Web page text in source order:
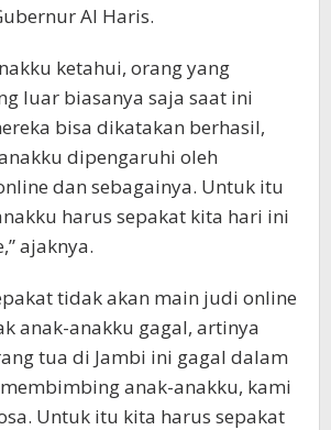
Al Haris.
ketahui, orang yang
luar biasanya saja saat ini
bisa dikatakan berhasil,
dipengaruhi oleh
dan sebagainya. Untuk itu
harus sepakat kita hari ini
ajaknya.
tidak akan main judi online
anak-anakku gagal, artinya
tua di Jambi ini gagal dalam
anak-anakku, kami
Untuk itu kita harus sepakat